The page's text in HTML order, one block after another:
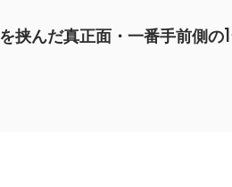
挟んだ真正面・一番手前側